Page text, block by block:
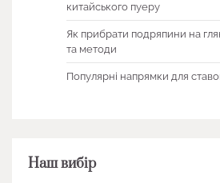
китайського пуеру
Як прибрати подряпини на
та методи
Популярні напрямки для
Наш вибір